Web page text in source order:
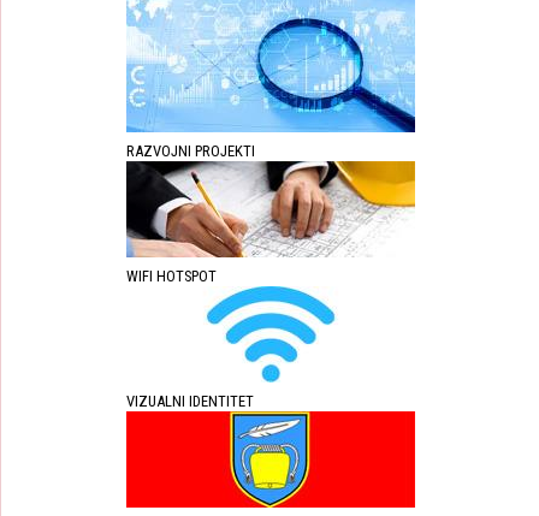
RAZVOJNI PROJEKTI
WIFI HOTSPOT
VIZUALNI IDENTITET